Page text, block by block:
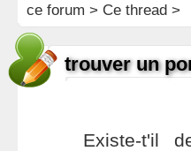
ce forum > Ce thread >
trouver un
Existe-t'il